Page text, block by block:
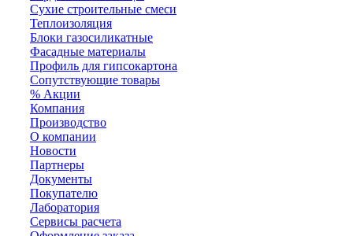
Сухие строительные смеси
Теплоизоляция
Блоки газосиликатные
Фасадные материалы
Профиль для гипсокартона
Сопутствующие товары
% Акции
Компания
Производство
О компании
Новости
Партнеры
Документы
Покупателю
Лаборатория
Сервисы расчета